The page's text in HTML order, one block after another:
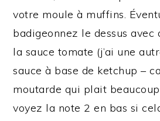
votre moule à muffins.
badigeonnez le dessus avec
la sauce tomate (j’ai une
sauce à base de ketchup –
moutarde qui plait
voyez la note 2 en bas si